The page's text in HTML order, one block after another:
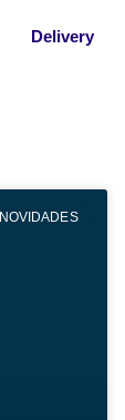
Delivery
NOVIDADES